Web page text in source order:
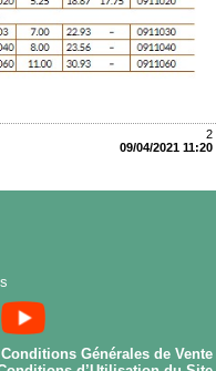
2
09/04/2021 11:20
Conditions Générales de Vente